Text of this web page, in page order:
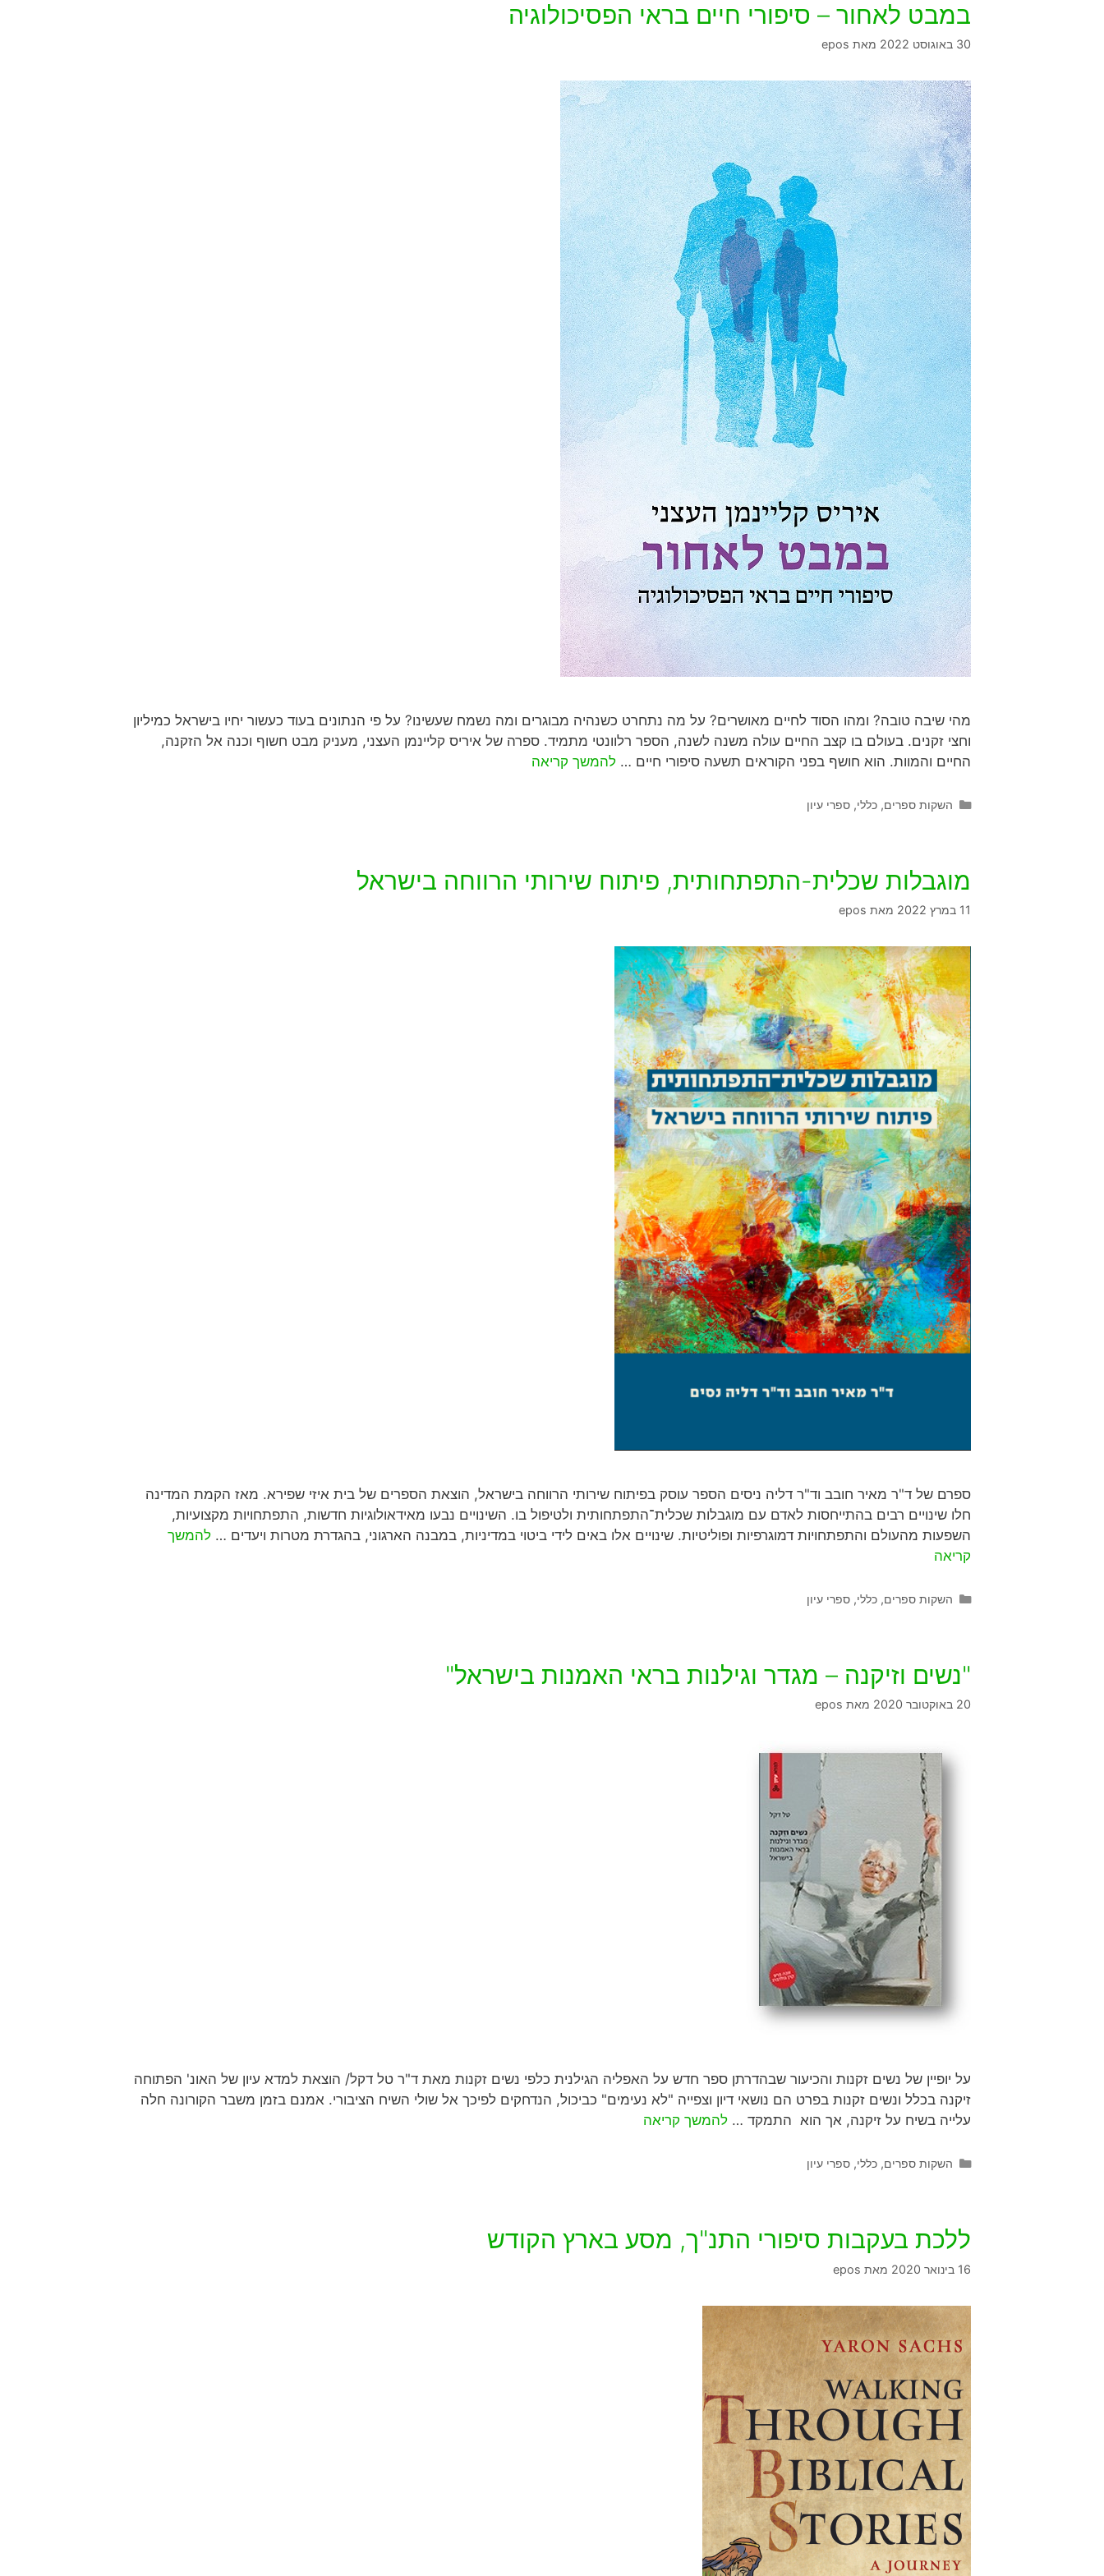
במבט לאחור – סיפורי חיים בראי הפסיכולוגיה
30 באוגוסט 2022 מאת epos
מהי שיבה טובה? ומהו הסוד לחיים מאושרים? על מה נתחרט כשנהיה מבוגרים ומה נשמח שעשינו? על פי הנתונים בעוד כעשור יחיו בישראל כמיליון
וחצי זקנים. בעולם בו קצב החיים עולה משנה לשנה, הספר רלוונטי מתמיד. ספרה של איריס קליינמן העצני, מעניק מבט חשוף וכנה אל הזקנה,
החיים והמוות. הוא חושף בפני הקוראים תשעה סיפורי חיים … להמשך קריאה
השקות ספרים, כללי, ספרי עיון
מוגבלות שכלית-התפתחותית, פיתוח שירותי הרווחה בישראל
11 במרץ 2022 מאת epos
ספרם של ד"ר מאיר חובב וד"ר דליה ניסים הספר עוסק בפיתוח שירותי הרווחה בישראל, הוצאת הספרים של בית איזי שפירא. מאז הקמת המדינה
חלו שינויים רבים בהתייחסות לאדם עם מוגבלות שכלית־התפתחותית ולטיפול בו. השינויים נבעו מאידאולוגיות חדשות, התפתחויות מקצועיות,
השפעות מהעולם והתפתחויות דמוגרפיות ופוליטיות. שינויים אלו באים לידי ביטוי במדיניות, במבנה הארגוני, בהגדרת מטרות ויעדים … להמשך
קריאה
השקות ספרים, כללי, ספרי עיון
"נשים וזיקנה – מגדר וגילנות בראי האמנות בישראל"
20 באוקטובר 2020 מאת epos
על יופיין של נשים זקנות והכיעור שבהדרתן ספר חדש על האפליה הגילנית כלפי נשים זקנות מאת ד"ר טל דקל/ הוצאת למדא עיון של האונ' הפתוחה
זיקנה בכלל ונשים זקנות בפרט הם נושאי דיון וצפייה "לא נעימים" כביכול, הנדחקים לפיכך אל שולי השיח הציבורי. אמנם בזמן משבר הקורונה חלה
עלייה בשיח על זיקנה, אך הוא התמקד … להמשך קריאה
השקות ספרים, כללי, ספרי עיון
ללכת בעקבות סיפורי התנ"ך, מסע בארץ הקודש
16 בינואר 2020 מאת epos